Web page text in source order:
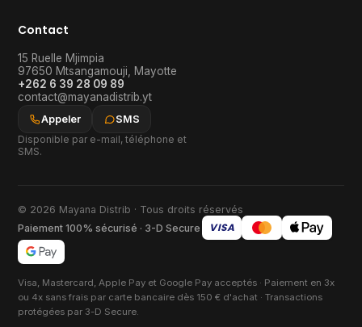
Contact
15 Ruelle Mjimpia
97650 Mtsangamouji
Mayotte
+262 6 39 28 09 89
contact@mayanadistrib.yt
Appeler
SMS
Disponible par e-mail, téléphone et
SMS.
© 2026 Mayana Distrib · Tous droits réservés
Paiement 100% sécurisé · 3-D Secure
VISA
Visa, Mastercard, Apple Pay et Google Pay acceptés · Paiement en 3x
ou 4x sans frais par carte bancaire dès 150 € d'achat · Transactions
protégées par 3-D Secure.